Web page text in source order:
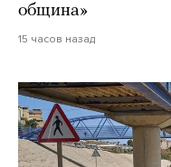
община»
15 часов назад